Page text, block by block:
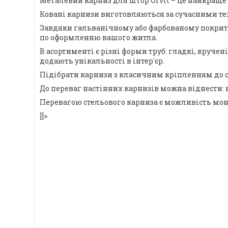
Ковані карнизи виготовляються за сучасними
Завдяки гальванічному або фарбованому
по оформленню вашого житла.
В асортименті є різні форми труб: гладкі,
додають унікальності в інтер'єр.
Підібрати карнизи з класичним кріпленням до
До переваг настінних карнизів можна віднести:
Перевагою стельового карниза є можливість
]]>